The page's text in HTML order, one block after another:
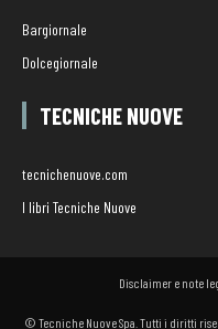
Bargiornale
Dolcegiornale
TECNICHE NUOVE
tecnichenuove.com
I libri Tecniche Nuove
Disclaimer e note
© Tecniche Nuove Spa. Tutti i diritti